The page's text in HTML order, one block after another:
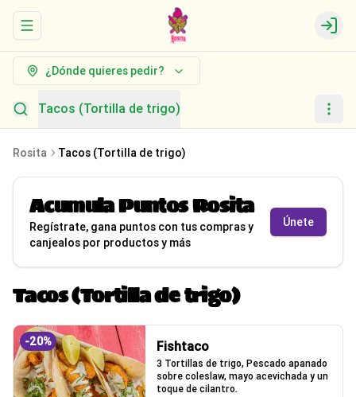
Abrir menu de navegación
¿Dónde quieres pedir?
Tacos (Tortilla de trigo)
Rosita Tacos (Tortilla de trigo)
AcumulaPuntos Rosita
Regístrate, gana puntos con tus compras y
canjealos por productos y más
Únete
Tacos (Tortilla de trigo)
-20% Fishtaco
3 Tortillas de trigo, Pescado apanado
sobre coleslaw, mayo acevichada y un
toque de cilantro.